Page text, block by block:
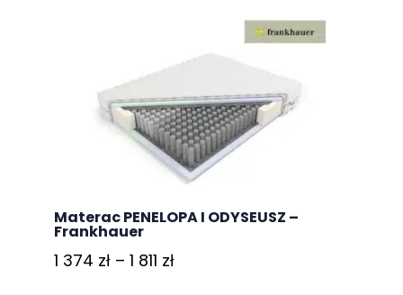
Materac PENELOPA I ODYSEUSZ –
Frankhauer
1 374 zł – 1 811 złZakres